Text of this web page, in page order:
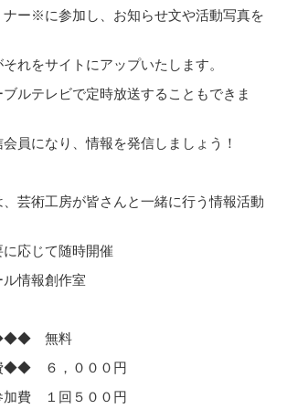
ナー※に参加し、お知らせ文や活動写真を
れをサイトにアップいたします。
ルテレビで定時放送することもできま
員になり、情報を発信しましょう！
芸術工房が皆さんと一緒に行う情報活動
応じて随時開催
情報創作室
◆◆◆ 無料
◆◆ ６，０００円
加費 １回５００円